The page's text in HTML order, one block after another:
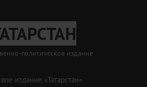
политическое издание
издание «Татарстан»